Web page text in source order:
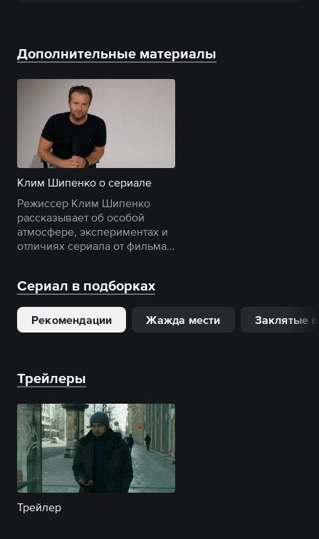
Дополнительные материалы
Клим Шипенко о сериале
Режиссер Клим Шипенко
рассказывает об особой
атмосфере, экспериментах и
отличиях сериала от фильма
Сериал в подборках
Рекомендации Жажда мести Заклятые
Трейлеры
Трейлер